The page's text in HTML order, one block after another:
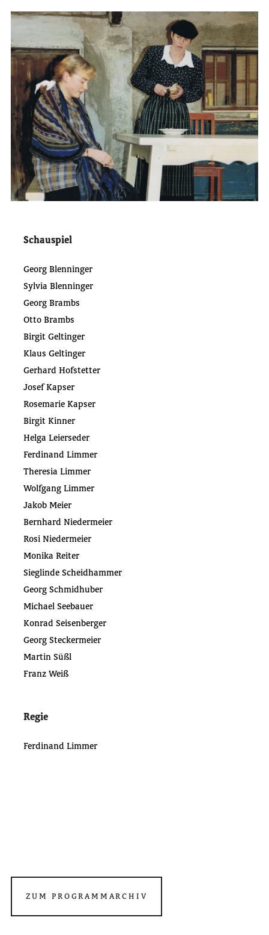
Schauspiel
Georg Blenninger
Sylvia Blenninger
Georg Brambs
Otto Brambs
Birgit Geltinger
Klaus Geltinger
Gerhard Hofstetter
Josef Kapser
Rosemarie Kapser
Birgit Kinner
Helga Leierseder
Ferdinand Limmer
Theresia Limmer
Wolfgang Limmer
Jakob Meier
Bernhard Niedermeier
Rosi Niedermeier
Monika Reiter
Sieglinde Scheidhammer
Georg Schmidhuber
Michael Seebauer
Konrad Seisenberger
Georg Steckermeier
Martin Süßl
Franz Weiß
Regie
Ferdinand Limmer
ZUM PROGRAMMARCHIV